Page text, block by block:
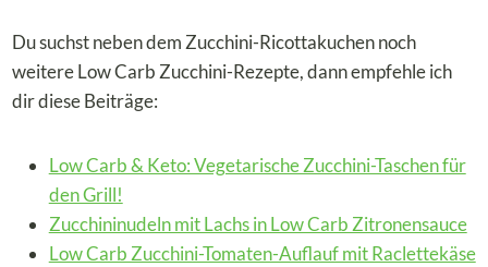
Du suchst neben dem Zucchini-Ricottakuchen noch
weitere Low Carb Zucchini-Rezepte, dann empfehle ich
dir diese Beiträge:
Low Carb & Keto: Vegetarische Zucchini-Taschen für
den Grill!
Zucchininudeln mit Lachs in Low Carb Zitronensauce
Low Carb Zucchini-Tomaten-Auflauf mit Raclettekäse